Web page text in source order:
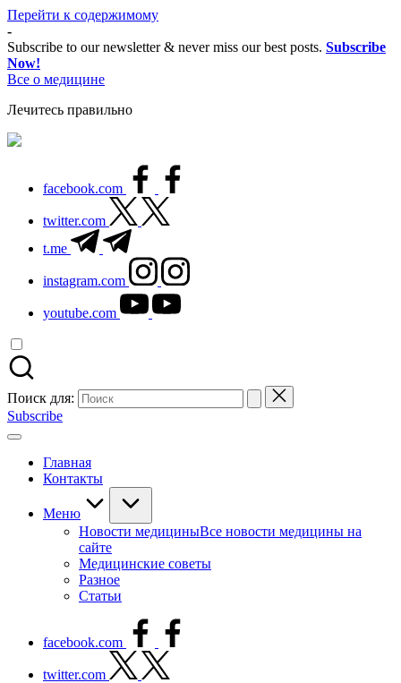
Перейти к содержимому
-
Subscribe to our newsletter & never miss our best posts. Subscribe
Now!
Все о медицине
Лечитесь правильно
facebook.com
twitter.com
t.me
instagram.com
youtube.com
Поиск для:
Subscribe
Главная
Контакты
Меню
Новости медициныВсе новости медицины на
сайте
Медицинские советы
Разное
Статьи
facebook.com
twitter.com